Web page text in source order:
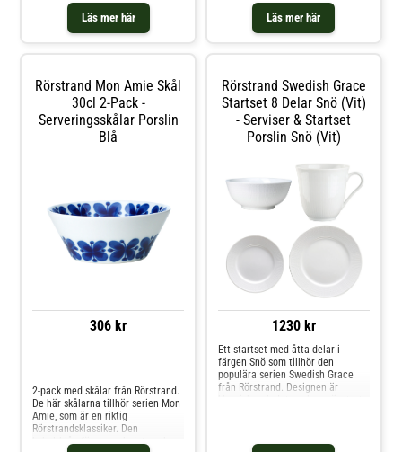
Läs mer här
blommotivet gör tekoppen till ett
perfekt inslag när du vill skapa en
klassisk dukning med romantiska
& Koppar hos Royal Design.
Läs mer här
fortsätta blomma i flera år
framöver. Skålen finns i flera
storlekar. Shoppa Serveringsskålar
Rörstrand Mon Amie Skål
30cl 2-Pack -
Serveringsskålar Porslin
Blå
306 kr
2-pack med skålar från Rörstrand.
De här skålarna tillhör serien Mon
Amie, som är en riktig
Rörstrandsklassiker. Den
koboltblåa färgen och det vackra
Rörstrand Swedish Grace
Startset 8 Delar Snö (Vit)
- Serviser & Startset
Porslin Snö (Vit)
1230 kr
Ett startset med åtta delar i
färgen Snö som tillhör den
populära serien Swedish Grace
från Rörstrand. Designen är